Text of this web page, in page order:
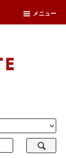
メニュー